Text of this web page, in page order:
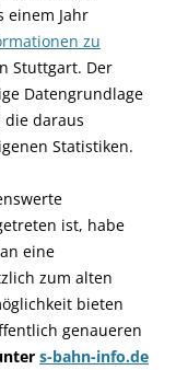
einem Jahr
zu
Stuttgart. Der
Datengrundlage
die daraus
Statistiken.
ist, habe
eine
zum alten
bieten
genaueren
s-bahn-info.de